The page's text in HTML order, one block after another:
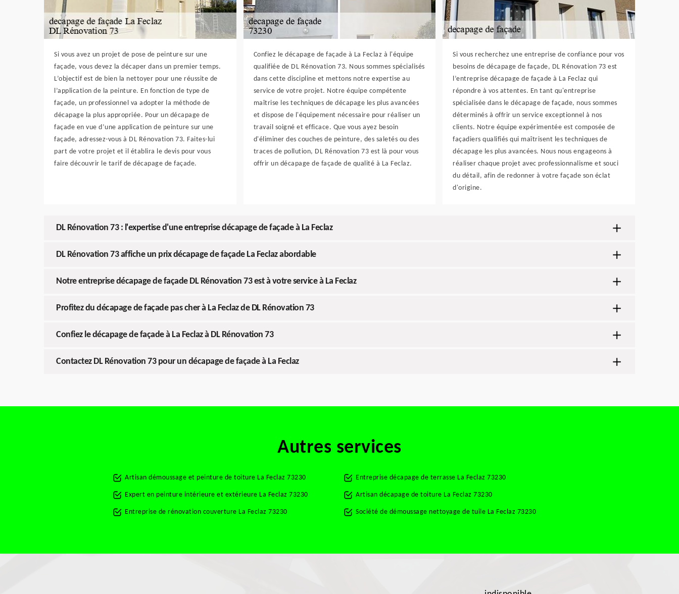
Si vous avez un projet de pose de peinture sur une
façade, vous devez la décaper dans un premier temps.
L’objectif est de bien la nettoyer pour une réussite de
l’application de la peinture. En fonction de type de
façade, un professionnel va adopter la méthode de
décapage la plus appropriée. Pour un décapage de
façade en vue d’une application de peinture sur une
façade, adressez-vous à DL Rénovation 73. Faites-lui
part de votre projet et il établira le devis pour vous
faire découvrir le tarif de décapage de façade.
Confiez le décapage de façade à La Feclaz à l'équipe
qualifiée de DL Rénovation 73. Nous sommes spécialisés
dans cette discipline et mettons notre expertise au
service de votre projet. Notre équipe compétente
maîtrise les techniques de décapage les plus avancées
et dispose de l'équipement nécessaire pour réaliser un
travail soigné et efficace. Que vous ayez besoin
d'éliminer des couches de peinture, des saletés ou des
traces de pollution, DL Rénovation 73 est là pour vous
offrir un décapage de façade de qualité à La Feclaz.
Si vous recherchez une entreprise de confiance pour vos
besoins de décapage de façade, DL Rénovation 73 est
l’entreprise décapage de façade à La Feclaz qui
répondre à vos attentes. En tant qu'entreprise
spécialisée dans le décapage de façade, nous sommes
déterminés à offrir un service exceptionnel à nos
clients. Notre équipe expérimentée est composée de
façadiers qualifiés qui maîtrisent les techniques de
décapage les plus avancées. Nous nous engageons à
réaliser chaque projet avec professionnalisme et souci
du détail, afin de redonner à votre façade son éclat
d'origine.
DL Rénovation 73 : l'expertise d'une entreprise décapage de façade à La Feclaz
DL Rénovation 73 affiche un prix décapage de façade La Feclaz abordable
Notre entreprise décapage de façade DL Rénovation 73 est à votre service à La Feclaz
Profitez du décapage de façade pas cher à La Feclaz de DL Rénovation 73
Confiez le décapage de façade à La Feclaz à DL Rénovation 73
Contactez DL Rénovation 73 pour un décapage de façade à La Feclaz
Autres services
Artisan démoussage et peinture de toiture La Feclaz 73230
Expert en peinture intérieure et extérieure La Feclaz 73230
Entreprise de rénovation couverture La Feclaz 73230
Entreprise décapage de terrasse La Feclaz 73230
Artisan décapage de toiture La Feclaz 73230
Société de démoussage nettoyage de tuile La Feclaz 73230